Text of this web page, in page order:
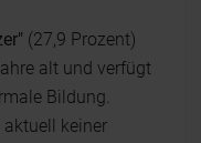
(27,9 Prozent)
alt und verfügt
Bildung.
aktuell keiner